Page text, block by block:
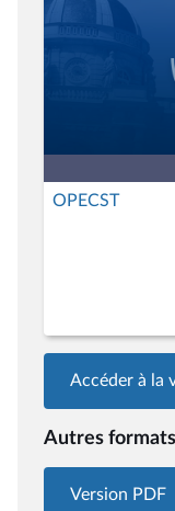
OPECST
Accéder à la
Autres
Version PDF